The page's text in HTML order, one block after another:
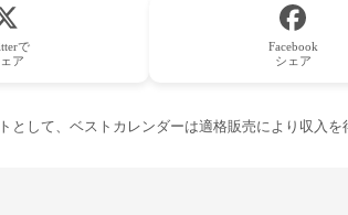
で
ア
Facebook
シェア
として、ベストカレンダーは適格販売により収入を